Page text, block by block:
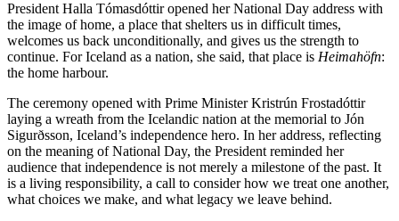
President Halla Tómasdóttir opened her National Day address with
the image of home, a place that shelters us in difficult times,
welcomes us back unconditionally, and gives us the strength to
continue. For Iceland as a nation, she said, that place is ​​​​‌ ‍ ​‍​‍‌‍ ‌ ​‍‌‍‍‌‌‍‌ ‌‍‍‌‌‍ ‍​‍​‍​ ‍‍​‍​‍‌ ​ ‌‍​‌‌‍ ‍‌‍‍‌‌ ‌​‌ ‍‌​‍ ‍‌‍‍‌‌‍ ​‍​‍​‍ ​​‍​‍‌‍‍​‌ ​‍‌‍‌‌‌‍‌‍​‍​‍​ ‍‍​‍​‍‌‍‍​‌ ‌​‌ ‌​‌ ​​‌ ​ ​‍ ​‍ ‌‍‌‍‌‍ ‌ ​‍‌ ​ ‌‍‌‌‌ ‌​‌‍‍‌​‍ ‌‌‍‍‌‌ ​ ‌‍ ​‌‍​‌‌‍ ‍‌‍‌​‌ ​ ​‍ ‍‌ ‌‍‌‍‌‌‌ ​‍‌‍​ ‌‍‌‌‌‍ ​​‍ ‍‌‍​‌‌ ​​‌ ​​​‍ ‌ ​ ‌ ‌​‌ ‌‌‌‍‌​‌‍‍‌‌‍ ​‍ ‌‍‍‌‌‍ ‍‌ ‌​‌‍‌‌‌‍ ‍‌ ‌​​‍ ‌‍‌‌‌‍‌​‌‍‍‌‌ ‌​​‍ ‌‍ ‌‌‍ ‌‍‌​‌‍‌‌​ ‌‌ ​​‌ ​‍‌‍‌‌‌ ​ ‌‍‌‌‌‍ ‍‌ ‌​‌‍​‌‌ ‌​‌‍‍‌‌‍ ‌‍ ‍​ ‍ ‌‍‍‌‌‍‌​​ ‌​ ‌ ​ ‌‍​ ​​​ ​ ​ ‌‍‌‍‌‌‌‍​‍‌‍​‌​‍ ‌​ ​ ​ ​ ‌‍​‌‌‍‌‍​‍ ‌​ ‌​‌‍​‌‌‍‌‌​ ‌‌​‍ ‌​ ‍‌​ ​‌‌‍​‌​ ‍​​‍ ‌‌‍‌​​ ‌ ​ ​‍​ ‍​​ ‌‍​ ​‌‌‍‌​​ ​ ​ ​‍​ ​‍​ ‍​‌‍​ ​ ‍ ‌ ‌​‌ ‍‌‌ ​​‌‍‌‌​ ‌‌‍ ‍‌‍‌‌‌ ‌ ‌ ​ ​ ‍ ‌ ​​‌‍​‌‌ ‌​‌‍‍​​ ‌‌ ​​‌‍​‌‌‍‌ ‌‍‌‌‌​​‍‌ ‌‌‌‍‍‌‌‍ ​‌‍‌​‌‍‌‌‌ ​‍​‍‌‌​ ‌‌‌​​‍‌‌ ‌‍‍ ‌‍‌‌‌ ‍‌​‍‌‌​ ​ ‌​‌​​‍‌‌​ ​ ‌​‌​​‍‌‌​ ​‍​ ​‍​ ‌‍‌‍​ ‌‍​‍​ ‍​​ ‌‌​ ‌ ​ ​ ​ ‍​‌‍​‍‌‍​‍​ ​‍​ ‍​​‍‌‌​ ​‍​ ​‍​‍‌‌​ ‌‌‌​‌​​‍ ‍‌‍​ ‌‍ ‌‍ ‍‌ ‌​‌‍‌‌‌‍ ‍‌ ‌​​‍‌‌​ ‌‌‌​​‍‌‌ ‌‍‍ ‌‍‌‌‌ ‍‌​‍‌‌​ ​ ‌​‌​​‍‌‌​ ​ ‌​‌​​‍‌‌​ ​‍​ ​‍​ ​​​ ​‍​ ​​​ ​​​ ‌ ​ ​​​ ​ ​ ‌‌‌‍​‌​ ​‌‌‍​‌​ ‌‍​‍‌‌​ ​‍​ ​‍​‍‌‌​ ‌‌‌​‌​​‍ ‍‌‍​ ‌‍‍​‌‍‍‌‌‍ ​‌‍‌​‌ ​‍‌‍‌‌‌‍ ‍​‍‌‌​ ‌‌‌​​‍‌‌ ‌‍‍ ‌‍‌‌‌ ‍‌​‍‌‌​ ​ ‌​‌​​‍‌‌​ ​ ‌​‌​​‍‌‌​ ​‍​ ​‍​ ‌‍​ ​​​ ‌​​ ​​‌‍​‌​ ​ ‌‍‌‍​ ‌‍​ ‌ ‌‍​‍​ ‌ ‌‍​‍​‍‌‌​ ​‍​ ​‍​‍‌‌​ ‌‌‌​‌​​‍ ‍‌ ‌​‌‍‌‌‌ ‍​‌ ‌​​ ‌‍​‍‌‍​‌‌ ​ ‌‍‌‌‌‌‌‌‌ ​‍‌‍ ​​ ‌‌‍‍​‌ ‌​‌ ‌​‌ ​​‌ ​ ​‍‌‌​ ​‍‌​‌‍​‍‌‌​ ​‍‌​‌‍‌‍‌‍‌‍ ‌ ​‍‌ ​ ‌‍‌‌‌ ‌​‌‍‍‌​‍ ‌‌‍‍‌‌ ​ ‌‍ ​‌‍​‌‌‍ ‍‌‍‌​‌ ​ ​‍ ‍‌ ‌‍‌‍‌‌‌ ​‍‌‍​ ‌‍‌‌‌‍ ​​‍ ‍‌‍​‌‌ ​​‌ ​​​‍‌‌​ ​‍‌​‌‍‌ ​ ‌ ‌​‌ ‌‌‌‍‌​‌‍‍‌‌‍ ​‍‌‍‌‍‍‌‌‍‌​​ ‌​ ‌ ​ ‌‍​ ​​​ ​ ​ ‌‍‌‍‌‌‌‍​‍‌‍​‌​‍ ‌​ ​ ​ ​ ‌‍​‌‌‍‌‍​‍ ‌​ ‌​‌‍​‌‌‍‌‌​ ‌‌​‍ ‌​ ‍‌​ ​‌‌‍​‌​ ‍​​‍ ‌‌‍‌​​ ‌ ​ ​‍​ ‍​​ ‌‍​ ​‌‌‍‌​​ ​ ​ ​‍​ ​‍​ ‍​‌‍​ ​‍‌‍‌ ‌​‌ ‍‌‌ ​​‌‍‌‌​ ‌‌‍ ‍‌‍‌‌‌ ‌ ‌ ​ ​‍‌‍‌ ​​‌‍​‌‌ ‌​‌‍‍​​ ‌‌ ​​‌‍​‌‌‍‌ ‌‍‌‌‌​​‍‌ ‌‌‌‍‍‌‌‍ ​‌‍‌​‌‍‌‌‌ ​‍​‍‌‌​ ‌‌‌​​‍‌‌ ‌‍‍ ‌‍‌‌‌ ‍‌​‍‌‌​ ​ ‌​‌​​‍‌‌​ ​ ‌​‌​​‍‌‌​ ​‍​ ​‍​ ‌‍‌‍​ ‌‍​‍​ ‍​​ ‌‌​ ‌ ​ ​ ​ ‍​‌‍​‍‌‍​‍​ ​‍​ ‍​​‍‌‌​ ​‍​ ​‍​‍‌‌​ ‌‌‌​‌​​‍ ‍‌‍​ ‌‍ ‌‍ ‍‌ ‌​‌‍‌‌‌‍ ‍‌ ‌​​‍‌‌​ ‌‌‌​​‍‌‌ ‌‍‍ ‌‍‌‌‌ ‍‌​‍‌‌​ ​ ‌​‌​​‍‌‌​ ​ ‌​‌​​‍‌‌​ ​‍​ ​‍​ ​​​ ​‍​ ​​​ ​​​ ‌ ​ ​​​ ​ ​ ‌‌‌‍​‌​ ​‌‌‍​‌​ ‌‍​‍‌‌​ ​‍​ ​‍​‍‌‌​ ‌‌‌​‌​​‍ ‍‌‍​ ‌‍‍​‌‍‍‌‌‍ ​‌‍‌​‌ ​‍‌‍‌‌‌‍ ‍​‍‌‌​ ‌‌‌​​‍‌‌ ‌‍‍ ‌‍‌‌‌ ‍‌​‍‌‌​ ​ ‌​‌​​‍‌‌​ ​ ‌​‌​​‍‌‌​ ​‍​ ​‍​ ‌‍​ ​​​ ‌​​ ​​‌‍​‌​ ​ ‌‍‌‍​ ‌‍​ ‌ ‌‍​‍​ ‌ ‌‍​‍​‍‌‌​ ​‍​ ​‍​‍‌‌​ ‌‌‌​‌​​‍ ‍‌ ‌​‌‍‌‌‌ ‍​‌ ‌​​‍‌‍‌ ​​‌‍‌‌‌ ​‍‌ ​ ‌ ​​‌‍‌‌‌‍​ ‌ ‌​‌‍‍‌‌ ‌‍‌‍‌‌​ ‌‌ ​​‌ ‌‌‌‍​‍‌‍ ​‌‍‍‌‌ ​ ‌‍‍​‌‍‌‌‌‍‌​​‍​‍‌ ‌ Heimahöfn​​​​‌ ‍ ​‍​‍‌‍ ‌ ​‍‌‍‍‌‌‍‌ ‌‍‍‌‌‍ ‍​‍​‍​ ‍‍​‍​‍‌ ​ ‌‍​‌‌‍ ‍‌‍‍‌‌ ‌​‌ ‍‌​‍ ‍‌‍‍‌‌‍ ​‍​‍​‍ ​​‍​‍‌‍‍​‌ ​‍‌‍‌‌‌‍‌‍​‍​‍​ ‍‍​‍​‍‌‍‍​‌ ‌​‌ ‌​‌ ​​‌ ​ ​‍ ​‍ ‌‍‌‍‌‍ ‌ ​‍‌ ​ ‌‍‌‌‌ ‌​‌‍‍‌​‍ ‌‌‍‍‌‌ ​ ‌‍ ​‌‍​‌‌‍ ‍‌‍‌​‌ ​ ​‍ ‍‌ ‌‍‌‍‌‌‌ ​‍‌‍​ ‌‍‌‌‌‍ ​​‍ ‍‌‍​‌‌ ​​‌ ​​​‍ ‌ ​ ‌ ‌​‌ ‌‌‌‍‌​‌‍‍‌‌‍ ​‍ ‌‍‍‌‌‍ ‍‌ ‌​‌‍‌‌‌‍ ‍‌ ‌​​‍ ‌‍‌‌‌‍‌​‌‍‍‌‌ ‌​​‍ ‌‍ ‌‌‍ ‌‍‌​‌‍‌‌​ ‌‌ ​​‌ ​‍‌‍‌‌‌ ​ ‌‍‌‌‌‍ ‍‌ ‌​‌‍​‌‌ ‌​‌‍‍‌‌‍ ‌‍ ‍​ ‍ ‌‍‍‌‌‍‌​​ ‌​ ‌ ​ ‌‍​ ​​​ ​ ​ ‌‍‌‍‌‌‌‍​‍‌‍​‌​‍ ‌​ ​ ​ ​ ‌‍​‌‌‍‌‍​‍ ‌​ ‌​‌‍​‌‌‍‌‌​ ‌‌​‍ ‌​ ‍‌​ ​‌‌‍​‌​ ‍​​‍ ‌‌‍‌​​ ‌ ​ ​‍​ ‍​​ ‌‍​ ​‌‌‍‌​​ ​ ​ ​‍​ ​‍​ ‍​‌‍​ ​ ‍ ‌ ‌​‌ ‍‌‌ ​​‌‍‌‌​ ‌‌‍ ‍‌‍‌‌‌ ‌ ‌ ​ ​ ‍ ‌ ​​‌‍​‌‌ ‌​‌‍‍​​ ‌‌ ​​‌‍​‌‌‍‌ ‌‍‌‌‌​​‍‌ ‌‌‌‍‍‌‌‍ ​‌‍‌​‌‍‌‌‌ ​‍​‍‌‌​ ‌‌‌​​‍‌‌ ‌‍‍ ‌‍‌‌‌ ‍‌​‍‌‌​ ​ ‌​‌​​‍‌‌​ ​ ‌​‌​​‍‌‌​ ​‍​ ​‍​ ‌‍‌‍​ ‌‍​‍​ ‍​​ ‌‌​ ‌ ​ ​ ​ ‍​‌‍​‍‌‍​‍​ ​‍​ ‍​​‍‌‌​ ​‍​ ​‍​‍‌‌​ ‌‌‌​‌​​‍ ‍‌‍​ ‌‍ ‌‍ ‍‌ ‌​‌‍‌‌‌‍ ‍‌ ‌​​‍‌‌​ ‌‌‌​​‍‌‌ ‌‍‍ ‌‍‌‌‌ ‍‌​‍‌‌​ ​ ‌​‌​​‍‌‌​ ​ ‌​‌​​‍‌‌​ ​‍​ ​‍​ ​​​ ​‍​ ​​​ ​​​ ‌ ​ ​​​ ​ ​ ‌‌‌‍​‌​ ​‌‌‍​‌​ ‌‍​‍‌‌​ ​‍​ ​‍​‍‌‌​ ‌‌‌​‌​​‍ ‍‌‍​ ‌‍‍​‌‍‍‌‌‍ ​‌‍‌​‌ ​‍‌‍‌‌‌‍ ‍​‍‌‌​ ‌‌‌​​‍‌‌ ‌‍‍ ‌‍‌‌‌ ‍‌​‍‌‌​ ​ ‌​‌​​‍‌‌​ ​ ‌​‌​​‍‌‌​ ​‍​ ​‍​ ‌‍‌‍‌‌​ ​ ​ ​‌​ ‌ ​ ​ ‌‍‌‌‌‍‌‍‌‍​ ‌‍‌‌​ ​‌​ ‍‌​‍‌‌​ ​‍​ ​‍​‍‌‌​ ‌‌‌​‌​​‍ ‍‌ ‌​‌‍‌‌‌ ‍​‌ ‌​​ ‌‍​‍‌‍​‌‌ ​ ‌‍‌‌‌‌‌‌‌ ​‍‌‍ ​​ ‌‌‍‍​‌ ‌​‌ ‌​‌ ​​‌ ​ ​‍‌‌​ ​‍‌​‌‍​‍‌‌​ ​‍‌​‌‍‌‍‌‍‌‍ ‌ ​‍‌ ​ ‌‍‌‌‌ ‌​‌‍‍‌​‍ ‌‌‍‍‌‌ ​ ‌‍ ​‌‍​‌‌‍ ‍‌‍‌​‌ ​ ​‍ ‍‌ ‌‍‌‍‌‌‌ ​‍‌‍​ ‌‍‌‌‌‍ ​​‍ ‍‌‍​‌‌ ​​‌ ​​​‍‌‌​ ​‍‌​‌‍‌ ​ ‌ ‌​‌ ‌‌‌‍‌​‌‍‍‌‌‍ ​‍‌‍‌‍‍‌‌‍‌​​ ‌​ ‌ ​ ‌‍​ ​​​ ​ ​ ‌‍‌‍‌‌‌‍​‍‌‍​‌​‍ ‌​ ​ ​ ​ ‌‍​‌‌‍‌‍​‍ ‌​ ‌​‌‍​‌‌‍‌‌​ ‌‌​‍ ‌​ ‍‌​ ​‌‌‍​‌​ ‍​​‍ ‌‌‍‌​​ ‌ ​ ​‍​ ‍​​ ‌‍​ ​‌‌‍‌​​ ​ ​ ​‍​ ​‍​ ‍​‌‍​ ​‍‌‍‌ ‌​‌ ‍‌‌ ​​‌‍‌‌​ ‌‌‍ ‍‌‍‌‌‌ ‌ ‌ ​ ​‍‌‍‌ ​​‌‍​‌‌ ‌​‌‍‍​​ ‌‌ ​​‌‍​‌‌‍‌ ‌‍‌‌‌​​‍‌ ‌‌‌‍‍‌‌‍ ​‌‍‌​‌‍‌‌‌ ​‍​‍‌‌​ ‌‌‌​​‍‌‌ ‌‍‍ ‌‍‌‌‌ ‍‌​‍‌‌​ ​ ‌​‌​​‍‌‌​ ​ ‌​‌​​‍‌‌​ ​‍​ ​‍​ ‌‍‌‍​ ‌‍​‍​ ‍​​ ‌‌​ ‌ ​ ​ ​ ‍​‌‍​‍‌‍​‍​ ​‍​ ‍​​‍‌‌​ ​‍​ ​‍​‍‌‌​ ‌‌‌​‌​​‍ ‍‌‍​ ‌‍ ‌‍ ‍‌ ‌​‌‍‌‌‌‍ ‍‌ ‌​​‍‌‌​ ‌‌‌​​‍‌‌ ‌‍‍ ‌‍‌‌‌ ‍‌​‍‌‌​ ​ ‌​‌​​‍‌‌​ ​ ‌​‌​​‍‌‌​ ​‍​ ​‍​ ​​​ ​‍​ ​​​ ​​​ ‌ ​ ​​​ ​ ​ ‌‌‌‍​‌​ ​‌‌‍​‌​ ‌‍​‍‌‌​ ​‍​ ​‍​‍‌‌​ ‌‌‌​‌​​‍ ‍‌‍​ ‌‍‍​‌‍‍‌‌‍ ​‌‍‌​‌ ​‍‌‍‌‌‌‍ ‍​‍‌‌​ ‌‌‌​​‍‌‌ ‌‍‍ ‌‍‌‌‌ ‍‌​‍‌‌​ ​ ‌​‌​​‍‌‌​ ​ ‌​‌​​‍‌‌​ ​‍​ ​‍​ ‌‍‌‍‌‌​ ​ ​ ​‌​ ‌ ​ ​ ‌‍‌‌‌‍‌‍‌‍​ ‌‍‌‌​ ​‌​ ‍‌​‍‌‌​ ​‍​ ​‍​‍‌‌​ ‌‌‌​‌​​‍ ‍‌ ‌​‌‍‌‌‌ ‍​‌ ‌​​‍‌‍‌ ​​‌‍‌‌‌ ​‍‌ ​ ‌ ​​‌‍‌‌‌‍​ ‌ ‌​‌‍‍‌‌ ‌‍‌‍‌‌​ ‌‌ ​​‌ ‌‌‌‍​‍‌‍ ​‌‍‍‌‌ ​ ‌‍‍​‌‍‌‌‌‍‌​​‍​‍‌ ‌:
the home harbour. ​​​​‌ ‍ ​‍​‍‌‍ ‌ ​‍‌‍‍‌‌‍‌ ‌‍‍‌‌‍ ‍​‍​‍​ ‍‍​‍​‍‌ ​ ‌‍​‌‌‍ ‍‌‍‍‌‌ ‌​‌ ‍‌​‍ ‍‌‍‍‌‌‍ ​‍​‍​‍ ​​‍​‍‌‍‍​‌ ​‍‌‍‌‌‌‍‌‍​‍​‍​ ‍‍​‍​‍‌‍‍​‌ ‌​‌ ‌​‌ ​​‌ ​ ​‍ ​‍ ‌‍‌‍‌‍ ‌ ​‍‌ ​ ‌‍‌‌‌ ‌​‌‍‍‌​‍ ‌‌‍‍‌‌ ​ ‌‍ ​‌‍​‌‌‍ ‍‌‍‌​‌ ​ ​‍ ‍‌ ‌‍‌‍‌‌‌ ​‍‌‍​ ‌‍‌‌‌‍ ​​‍ ‍‌‍​‌‌ ​​‌ ​​​‍ ‌ ​ ‌ ‌​‌ ‌‌‌‍‌​‌‍‍‌‌‍ ​‍ ‌‍‍‌‌‍ ‍‌ ‌​‌‍‌‌‌‍ ‍‌ ‌​​‍ ‌‍‌‌‌‍‌​‌‍‍‌‌ ‌​​‍ ‌‍ ‌‌‍ ‌‍‌​‌‍‌‌​ ‌‌ ​​‌ ​‍‌‍‌‌‌ ​ ‌‍‌‌‌‍ ‍‌ ‌​‌‍​‌‌ ‌​‌‍‍‌‌‍ ‌‍ ‍​ ‍ ‌‍‍‌‌‍‌​​ ‌​ ‌ ​ ‌‍​ ​​​ ​ ​ ‌‍‌‍‌‌‌‍​‍‌‍​‌​‍ ‌​ ​ ​ ​ ‌‍​‌‌‍‌‍​‍ ‌​ ‌​‌‍​‌‌‍‌‌​ ‌‌​‍ ‌​ ‍‌​ ​‌‌‍​‌​ ‍​​‍ ‌‌‍‌​​ ‌ ​ ​‍​ ‍​​ ‌‍​ ​‌‌‍‌​​ ​ ​ ​‍​ ​‍​ ‍​‌‍​ ​ ‍ ‌ ‌​‌ ‍‌‌ ​​‌‍‌‌​ ‌‌‍ ‍‌‍‌‌‌ ‌ ‌ ​ ​ ‍ ‌ ​​‌‍​‌‌ ‌​‌‍‍​​ ‌‌ ​​‌‍​‌‌‍‌ ‌‍‌‌‌​​‍‌ ‌‌‌‍‍‌‌‍ ​‌‍‌​‌‍‌‌‌ ​‍​‍‌‌​ ‌‌‌​​‍‌‌ ‌‍‍ ‌‍‌‌‌ ‍‌​‍‌‌​ ​ ‌​‌​​‍‌‌​ ​ ‌​‌​​‍‌‌​ ​‍​ ​‍​ ‌‍‌‍​ ‌‍​‍​ ‍​​ ‌‌​ ‌ ​ ​ ​ ‍​‌‍​‍‌‍​‍​ ​‍​ ‍​​‍‌‌​ ​‍​ ​‍​‍‌‌​ ‌‌‌​‌​​‍ ‍‌‍​ ‌‍ ‌‍ ‍‌ ‌​‌‍‌‌‌‍ ‍‌ ‌​​‍‌‌​ ‌‌‌​​‍‌‌ ‌‍‍ ‌‍‌‌‌ ‍‌​‍‌‌​ ​ ‌​‌​​‍‌‌​ ​ ‌​‌​​‍‌‌​ ​‍​ ​‍​ ​​​ ​‍​ ​​​ ​​​ ‌ ​ ​​​ ​ ​ ‌‌‌‍​‌​ ​‌‌‍​‌​ ‌‍​‍‌‌​ ​‍​ ​‍​‍‌‌​ ‌‌‌​‌​​‍ ‍‌‍​ ‌‍‍​‌‍‍‌‌‍ ​‌‍‌​‌ ​‍‌‍‌‌‌‍ ‍​‍‌‌​ ‌‌‌​​‍‌‌ ‌‍‍ ‌‍‌‌‌ ‍‌​‍‌‌​ ​ ‌​‌​​‍‌‌​ ​ ‌​‌​​‍‌‌​ ​‍​ ​‍​ ​​​ ​‌​ ‍​​ ‌‍​ ​‍​ ​ ​ ‌‌​ ‌​​ ​‌‌‍​‍‌‍‌‍​ ​​​‍‌‌​ ​‍​ ​‍​‍‌‌​ ‌‌‌​‌​​‍ ‍‌ ‌​‌‍‌‌‌ ‍​‌ ‌​​ ‌‍​‍‌‍​‌‌ ​ ‌‍‌‌‌‌‌‌‌ ​‍‌‍ ​​ ‌‌‍‍​‌ ‌​‌ ‌​‌ ​​‌ ​ ​‍‌‌​ ​‍‌​‌‍​‍‌‌​ ​‍‌​‌‍‌‍‌‍‌‍ ‌ ​‍‌ ​ ‌‍‌‌‌ ‌​‌‍‍‌​‍ ‌‌‍‍‌‌ ​ ‌‍ ​‌‍​‌‌‍ ‍‌‍‌​‌ ​ ​‍ ‍‌ ‌‍‌‍‌‌‌ ​‍‌‍​ ‌‍‌‌‌‍ ​​‍ ‍‌‍​‌‌ ​​‌ ​​​‍‌‌​ ​‍‌​‌‍‌ ​ ‌ ‌​‌ ‌‌‌‍‌​‌‍‍‌‌‍ ​‍‌‍‌‍‍‌‌‍‌​​ ‌​ ‌ ​ ‌‍​ ​​​ ​ ​ ‌‍‌‍‌‌‌‍​‍‌‍​‌​‍ ‌​ ​ ​ ​ ‌‍​‌‌‍‌‍​‍ ‌​ ‌​‌‍​‌‌‍‌‌​ ‌‌​‍ ‌​ ‍‌​ ​‌‌‍​‌​ ‍​​‍ ‌‌‍‌​​ ‌ ​ ​‍​ ‍​​ ‌‍​ ​‌‌‍‌​​ ​ ​ ​‍​ ​‍​ ‍​‌‍​ ​‍‌‍‌ ‌​‌ ‍‌‌ ​​‌‍‌‌​ ‌‌‍ ‍‌‍‌‌‌ ‌ ‌ ​ ​‍‌‍‌ ​​‌‍​‌‌ ‌​‌‍‍​​ ‌‌ ​​‌‍​‌‌‍‌ ‌‍‌‌‌​​‍‌ ‌‌‌‍‍‌‌‍ ​‌‍‌​‌‍‌‌‌ ​‍​‍‌‌​ ‌‌‌​​‍‌‌ ‌‍‍ ‌‍‌‌‌ ‍‌​‍‌‌​ ​ ‌​‌​​‍‌‌​ ​ ‌​‌​​‍‌‌​ ​‍​ ​‍​ ‌‍‌‍​ ‌‍​‍​ ‍​​ ‌‌​ ‌ ​ ​ ​ ‍​‌‍​‍‌‍​‍​ ​‍​ ‍​​‍‌‌​ ​‍​ ​‍​‍‌‌​ ‌‌‌​‌​​‍ ‍‌‍​ ‌‍ ‌‍ ‍‌ ‌​‌‍‌‌‌‍ ‍‌ ‌​​‍‌‌​ ‌‌‌​​‍‌‌ ‌‍‍ ‌‍‌‌‌ ‍‌​‍‌‌​ ​ ‌​‌​​‍‌‌​ ​ ‌​‌​​‍‌‌​ ​‍​ ​‍​ ​​​ ​‍​ ​​​ ​​​ ‌ ​ ​​​ ​ ​ ‌‌‌‍​‌​ ​‌‌‍​‌​ ‌‍​‍‌‌​ ​‍​ ​‍​‍‌‌​ ‌‌‌​‌​​‍ ‍‌‍​ ‌‍‍​‌‍‍‌‌‍ ​‌‍‌​‌ ​‍‌‍‌‌‌‍ ‍​‍‌‌​ ‌‌‌​​‍‌‌ ‌‍‍ ‌‍‌‌‌ ‍‌​‍‌‌​ ​ ‌​‌​​‍‌‌​ ​ ‌​‌​​‍‌‌​ ​‍​ ​‍​ ​​​ ​‌​ ‍​​ ‌‍​ ​‍​ ​ ​ ‌‌​ ‌​​ ​‌‌‍​‍‌‍‌‍​ ​​​‍‌‌​ ​‍​ ​‍​‍‌‌​ ‌‌‌​‌​​‍ ‍‌ ‌​‌‍‌‌‌ ‍​‌ ‌​​‍‌‍‌ ​​‌‍‌‌‌ ​‍‌ ​ ‌ ​​‌‍‌‌‌‍​ ‌ ‌​‌‍‍‌‌ ‌‍‌‍‌‌​ ‌‌ ​​‌ ‌‌‌‍​‍‌‍ ​‌‍‍‌‌ ​ ‌‍‍​‌‍‌‌‌‍‌​​‍​‍‌ ‌
The ceremony opened with Prime Minister Kristrún Frostadóttir
laying a wreath from the Icelandic nation at the memorial to Jón
Sigurðsson, Iceland’s independence hero. In her address, reflecting
on the meaning of National Day, the President reminded her
audience that independence is not merely a milestone of the past. It
is a living responsibility, a call to consider how we treat one another,
what choices we make, and what legacy we leave behind. ​​​​‌ ‍ ​‍​‍‌‍ ‌ ​‍‌‍‍‌‌‍‌ ‌‍‍‌‌‍ ‍​‍​‍​ ‍‍​‍​‍‌ ​ ‌‍​‌‌‍ ‍‌‍‍‌‌ ‌​‌ ‍‌​‍ ‍‌‍‍‌‌‍ ​‍​‍​‍ ​​‍​‍‌‍‍​‌ ​‍‌‍‌‌‌‍‌‍​‍​‍​ ‍‍​‍​‍‌‍‍​‌ ‌​‌ ‌​‌ ​​‌ ​ ​‍ ​‍ ‌‍‌‍‌‍ ‌ ​‍‌ ​ ‌‍‌‌‌ ‌​‌‍‍‌​‍ ‌‌‍‍‌‌ ​ ‌‍ ​‌‍​‌‌‍ ‍‌‍‌​‌ ​ ​‍ ‍‌ ‌‍‌‍‌‌‌ ​‍‌‍​ ‌‍‌‌‌‍ ​​‍ ‍‌‍​‌‌ ​​‌ ​​​‍ ‌ ​ ‌ ‌​‌ ‌‌‌‍‌​‌‍‍‌‌‍ ​‍ ‌‍‍‌‌‍ ‍‌ ‌​‌‍‌‌‌‍ ‍‌ ‌​​‍ ‌‍‌‌‌‍‌​‌‍‍‌‌ ‌​​‍ ‌‍ ‌‌‍ ‌‍‌​‌‍‌‌​ ‌‌ ​​‌ ​‍‌‍‌‌‌ ​ ‌‍‌‌‌‍ ‍‌ ‌​‌‍​‌‌ ‌​‌‍‍‌‌‍ ‌‍ ‍​ ‍ ‌‍‍‌‌‍‌​​ ‌​ ‌ ​ ‌‍​ ​​​ ​ ​ ‌‍‌‍‌‌‌‍​‍‌‍​‌​‍ ‌​ ​ ​ ​ ‌‍​‌‌‍‌‍​‍ ‌​ ‌​‌‍​‌‌‍‌‌​ ‌‌​‍ ‌​ ‍‌​ ​‌‌‍​‌​ ‍​​‍ ‌‌‍‌​​ ‌ ​ ​‍​ ‍​​ ‌‍​ ​‌‌‍‌​​ ​ ​ ​‍​ ​‍​ ‍​‌‍​ ​ ‍ ‌ ‌​‌ ‍‌‌ ​​‌‍‌‌​ ‌‌‍ ‍‌‍‌‌‌ ‌ ‌ ​ ​ ‍ ‌ ​​‌‍​‌‌ ‌​‌‍‍​​ ‌‌ ​​‌‍​‌‌‍‌ ‌‍‌‌‌​​‍‌ ‌‌‌‍‍‌‌‍ ​‌‍‌​‌‍‌‌‌ ​‍​‍‌‌​ ‌‌‌​​‍‌‌ ‌‍‍ ‌‍‌‌‌ ‍‌​‍‌‌​ ​ ‌​‌​​‍‌‌​ ​ ‌​‌​​‍‌‌​ ​‍​ ​‍​ ‌‍‌‍​ ‌‍​‍​ ‍​​ ‌‌​ ‌ ​ ​ ​ ‍​‌‍​‍‌‍​‍​ ​‍​ ‍​​‍‌‌​ ​‍​ ​‍​‍‌‌​ ‌‌‌​‌​​‍ ‍‌‍​ ‌‍ ‌‍ ‍‌ ‌​‌‍‌‌‌‍ ‍‌ ‌​​‍‌‌​ ‌‌‌​​‍‌‌ ‌‍‍ ‌‍‌‌‌ ‍‌​‍‌‌​ ​ ‌​‌​​‍‌‌​ ​ ‌​‌​​‍‌‌​ ​‍​ ​‍​ ‌ ​ ‌ ​ ‌ ​ ​​​ ​​​ ‌ ​ ‌​​ ‍‌​ ‌ ​ ​ ​ ​‌​ ​‌​‍‌‌​ ​‍​ ​‍​‍‌‌​ ‌‌‌​‌​​‍ ‍‌‍​ ‌‍‍​‌‍‍‌‌‍ ​‌‍‌​‌ ​‍‌‍‌‌‌‍ ‍​‍‌‌​ ‌‌‌​​‍‌‌ ‌‍‍ ‌‍‌‌‌ ‍‌​‍‌‌​ ​ ‌​‌​​‍‌‌​ ​ ‌​‌​​‍‌‌​ ​‍​ ​‍​ ​‍​ ​​‌‍​ ​ ​​​ ‌​‌‍‌​​ ‌ ​ ​‍​ ​ ‌‍​‌​ ‍‌​ ‍‌​‍‌‌​ ​‍​ ​‍​‍‌‌​ ‌‌‌​‌​​‍ ‍‌ ‌​‌‍‌‌‌ ‍​‌ ‌​​ ‌‍​‍‌‍​‌‌ ​ ‌‍‌‌‌‌‌‌‌ ​‍‌‍ ​​ ‌‌‍‍​‌ ‌​‌ ‌​‌ ​​‌ ​ ​‍‌‌​ ​‍‌​‌‍​‍‌‌​ ​‍‌​‌‍‌‍‌‍‌‍ ‌ ​‍‌ ​ ‌‍‌‌‌ ‌​‌‍‍‌​‍ ‌‌‍‍‌‌ ​ ‌‍ ​‌‍​‌‌‍ ‍‌‍‌​‌ ​ ​‍ ‍‌ ‌‍‌‍‌‌‌ ​‍‌‍​ ‌‍‌‌‌‍ ​​‍ ‍‌‍​‌‌ ​​‌ ​​​‍‌‌​ ​‍‌​‌‍‌ ​ ‌ ‌​‌ ‌‌‌‍‌​‌‍‍‌‌‍ ​‍‌‍‌‍‍‌‌‍‌​​ ‌​ ‌ ​ ‌‍​ ​​​ ​ ​ ‌‍‌‍‌‌‌‍​‍‌‍​‌​‍ ‌​ ​ ​ ​ ‌‍​‌‌‍‌‍​‍ ‌​ ‌​‌‍​‌‌‍‌‌​ ‌‌​‍ ‌​ ‍‌​ ​‌‌‍​‌​ ‍​​‍ ‌‌‍‌​​ ‌ ​ ​‍​ ‍​​ ‌‍​ ​‌‌‍‌​​ ​ ​ ​‍​ ​‍​ ‍​‌‍​ ​‍‌‍‌ ‌​‌ ‍‌‌ ​​‌‍‌‌​ ‌‌‍ ‍‌‍‌‌‌ ‌ ‌ ​ ​‍‌‍‌ ​​‌‍​‌‌ ‌​‌‍‍​​ ‌‌ ​​‌‍​‌‌‍‌ ‌‍‌‌‌​​‍‌ ‌‌‌‍‍‌‌‍ ​‌‍‌​‌‍‌‌‌ ​‍​‍‌‌​ ‌‌‌​​‍‌‌ ‌‍‍ ‌‍‌‌‌ ‍‌​‍‌‌​ ​ ‌​‌​​‍‌‌​ ​ ‌​‌​​‍‌‌​ ​‍​ ​‍​ ‌‍‌‍​ ‌‍​‍​ ‍​​ ‌‌​ ‌ ​ ​ ​ ‍​‌‍​‍‌‍​‍​ ​‍​ ‍​​‍‌‌​ ​‍​ ​‍​‍‌‌​ ‌‌‌​‌​​‍ ‍‌‍​ ‌‍ ‌‍ ‍‌ ‌​‌‍‌‌‌‍ ‍‌ ‌​​‍‌‌​ ‌‌‌​​‍‌‌ ‌‍‍ ‌‍‌‌‌ ‍‌​‍‌‌​ ​ ‌​‌​​‍‌‌​ ​ ‌​‌​​‍‌‌​ ​‍​ ​‍​ ‌ ​ ‌ ​ ‌ ​ ​​​ ​​​ ‌ ​ ‌​​ ‍‌​ ‌ ​ ​ ​ ​‌​ ​‌​‍‌‌​ ​‍​ ​‍​‍‌‌​ ‌‌‌​‌​​‍ ‍‌‍​ ‌‍‍​‌‍‍‌‌‍ ​‌‍‌​‌ ​‍‌‍‌‌‌‍ ‍​‍‌‌​ ‌‌‌​​‍‌‌ ‌‍‍ ‌‍‌‌‌ ‍‌​‍‌‌​ ​ ‌​‌​​‍‌‌​ ​ ‌​‌​​‍‌‌​ ​‍​ ​‍​ ​‍​ ​​‌‍​ ​ ​​​ ‌​‌‍‌​​ ‌ ​ ​‍​ ​ ‌‍​‌​ ‍‌​ ‍‌​‍‌‌​ ​‍​ ​‍​‍‌‌​ ‌‌‌​‌​​‍ ‍‌ ‌​‌‍‌‌‌ ‍​‌ ‌​​‍‌‍‌ ​​‌‍‌‌‌ ​‍‌ ​ ‌ ​​‌‍‌‌‌‍​ ‌ ‌​‌‍‍‌‌ ‌‍‌‍‌‌​ ‌‌ ​​‌ ‌‌‌‍​‍‌‍ ​‌‍‍‌‌ ​ ‌‍‍​‌‍‌‌‌‍‌​​‍​‍‌ ‌